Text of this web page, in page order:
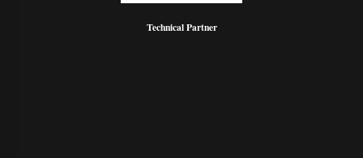
Technical Partner